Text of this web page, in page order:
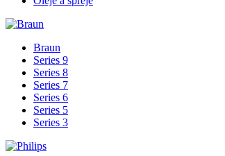
Braun
Series 9
Series 8
Series 7
Series 6
Series 5
Series 3